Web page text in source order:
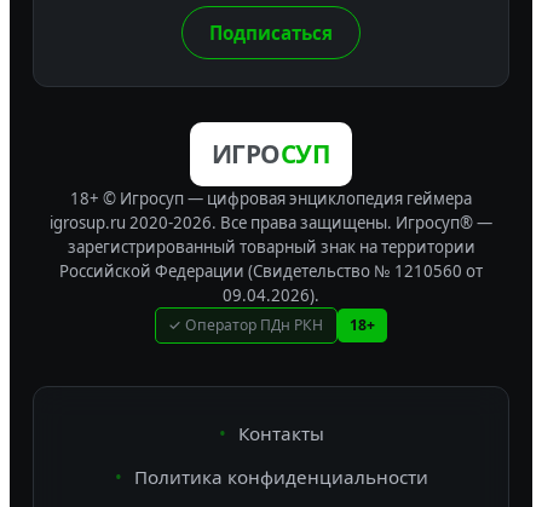
Подписаться
ИГРОСУП
18+ © Игросуп — цифровая энциклопедия геймера
igrosup.ru 2020-2026. Все права защищены. Игросуп® —
зарегистрированный товарный знак на территории
Российской Федерации (Свидетельство № 1210560 от
09.04.2026).
✓ Оператор ПДн РКН 18+
Контакты
Политика конфиденциальности